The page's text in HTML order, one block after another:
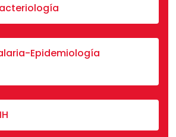
Epidemiología